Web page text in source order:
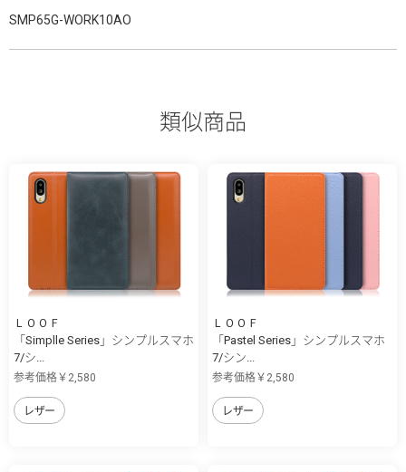
SMP65G-WORK10AO
類似商品
ＬＯＯＦ
「Simplle Series」シンプルスマホ
7/シ...
参考価格￥2,580
レザー
ＬＯＯＦ
「Pastel Series」シンプルスマホ
7/シン...
参考価格￥2,580
レザー